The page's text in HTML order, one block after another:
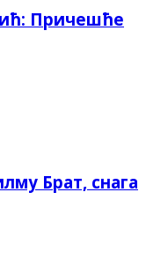
Причешће
Брат, снага